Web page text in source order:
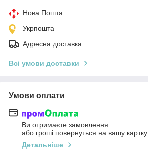
Нова Пошта
Укрпошта
Адресна доставка
Всі умови доставки
Умови оплати
Ви отримаєте замовлення
або гроші повернуться на вашу картку
Детальніше